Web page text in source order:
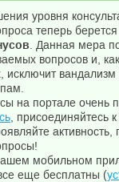
уровня
теперь
. Данная мера
вопросов и,
исключит вандализм
на портале очень
, присоединяйтесь
мобильном
еще бесплатны (